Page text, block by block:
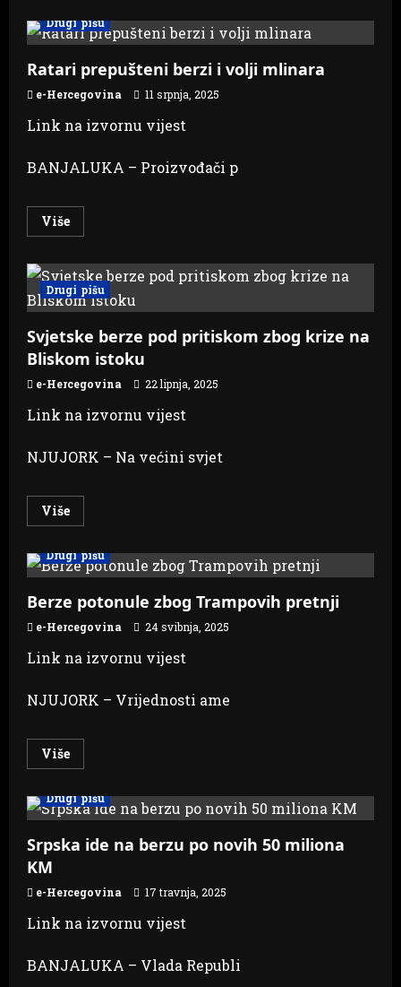
na
berzi
od
578.000
KM
Drugi pišu
Ratari prepušteni berzi i volji mlinara
e-Hercegovina 11 srpnja, 2025
Link na izvornu vijest
BANJALUKA – Proizvođači p
VišeRead
more
prepušteni
berzi
i
volji
Drugi pišu
Svjetske berze pod pritiskom zbog krize na
Bliskom istoku
e-Hercegovina 22 lipnja, 2025
Link na izvornu vijest
NJUJORK – Na većini svjet
VišeRead
more
berze
pod
zbog
krize
na
Bliskom
istoku
Drugi pišu
Berze potonule zbog Trampovih pretnji
e-Hercegovina 24 svibnja, 2025
Link na izvornu vijest
NJUJORK – Vrijednosti ame
VišeRead
more
potonule
zbog
pretnji
Drugi pišu
Srpska ide na berzu po novih 50 miliona
KM
e-Hercegovina 17 travnja, 2025
Link na izvornu vijest
BANJALUKA – Vlada Republi